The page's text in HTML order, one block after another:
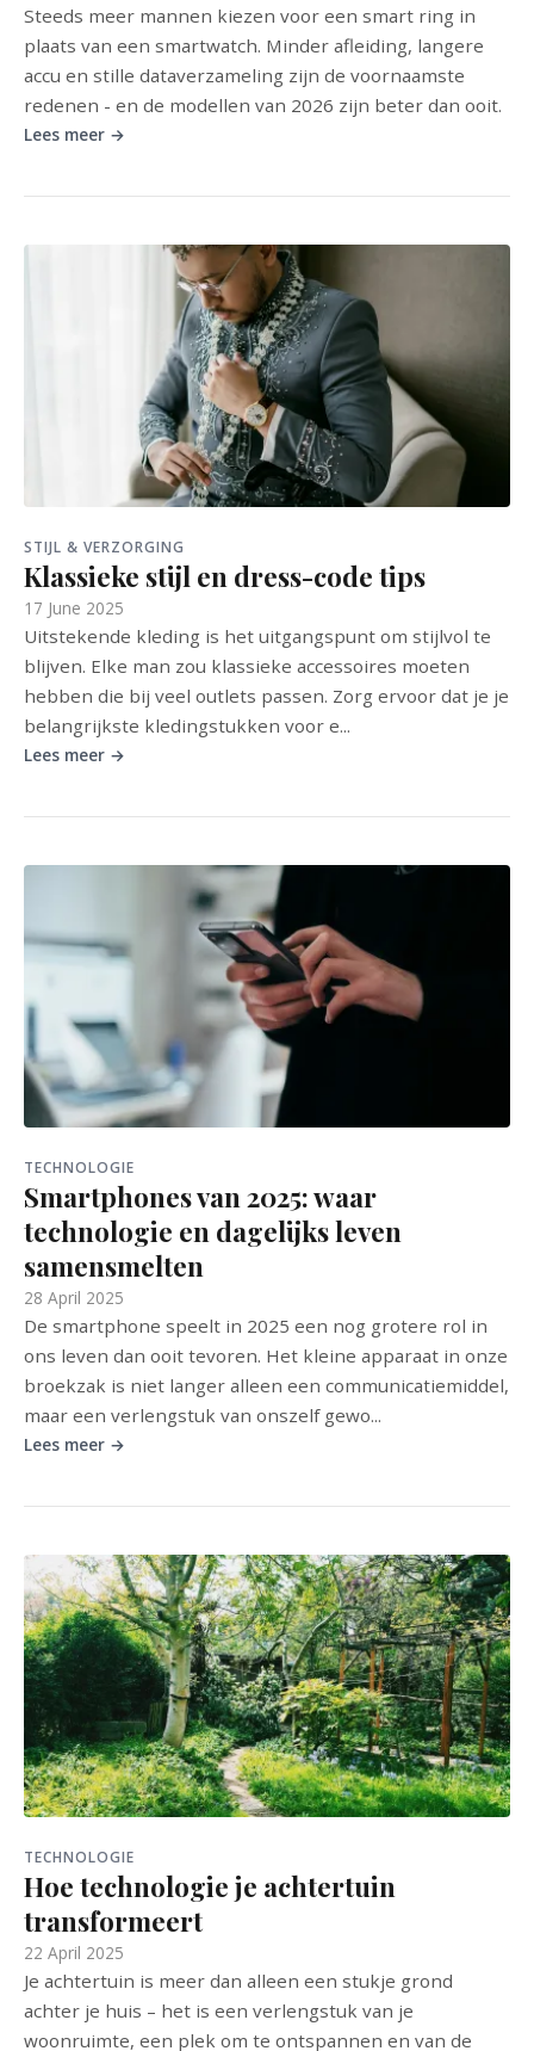
Steeds meer mannen kiezen voor een smart ring in
plaats van een smartwatch. Minder afleiding, langere
accu en stille dataverzameling zijn de voornaamste
redenen - en de modellen van 2026 zijn beter dan ooit.
Lees meer →
STIJL & VERZORGING
Klassieke stijl en dress-code tips
17 June 2025
Uitstekende kleding is het uitgangspunt om stijlvol te
blijven. Elke man zou klassieke accessoires moeten
hebben die bij veel outlets passen. Zorg ervoor dat je je
belangrijkste kledingstukken voor e...
Lees meer →
TECHNOLOGIE
Smartphones van 2025: waar
technologie en dagelijks leven
samensmelten
28 April 2025
De smartphone speelt in 2025 een nog grotere rol in
ons leven dan ooit tevoren. Het kleine apparaat in onze
broekzak is niet langer alleen een communicatiemiddel,
maar een verlengstuk van onszelf gewo...
Lees meer →
TECHNOLOGIE
Hoe technologie je achtertuin
transformeert
22 April 2025
Je achtertuin is meer dan alleen een stukje grond
achter je huis – het is een verlengstuk van je
woonruimte, een plek om te ontspannen en van de